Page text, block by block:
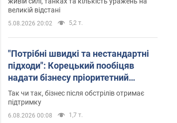
великій відстані
5.08.2026 20:02 5,2 т.
"Потрібні швидкі та нестандартні
підходи": Корецький пообіцяв
надати бізнесу пріоритетний
доступ до наявних складських
приміщень
Так чи так, бізнес після обстрілів отримає
підтримку
6.08.2026 00:08 1,7 т.